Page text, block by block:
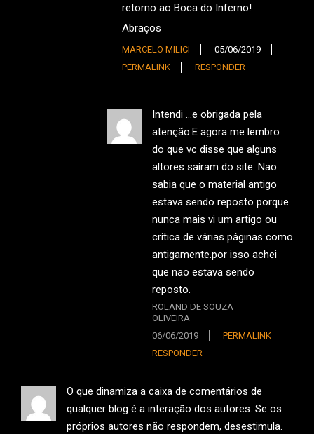
retorno ao Boca do Inferno!
Abraços
MARCELO MILICI
05/06/2019
PERMALINK
RESPONDER
Intendi …e obrigada pela
atenção.E agora me lembro
do que vc disse que alguns
altores saíram do site. Nao
sabia que o material antigo
estava sendo reposto porque
nunca mais vi um artigo ou
crítica de várias páginas como
antigamente.por isso achei
que nao estava sendo
reposto.
ROLAND DE SOUZA
OLIVEIRA
06/06/2019
PERMALINK
RESPONDER
O que dinamiza a caixa de comentários de
qualquer blog é a interação dos autores. Se os
próprios autores não respondem, desestimula.